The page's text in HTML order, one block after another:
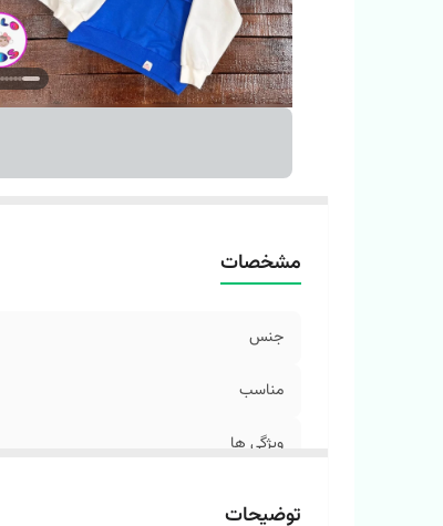
مشخصات
جنس
مناسب
ویژگی ها
توضیحات